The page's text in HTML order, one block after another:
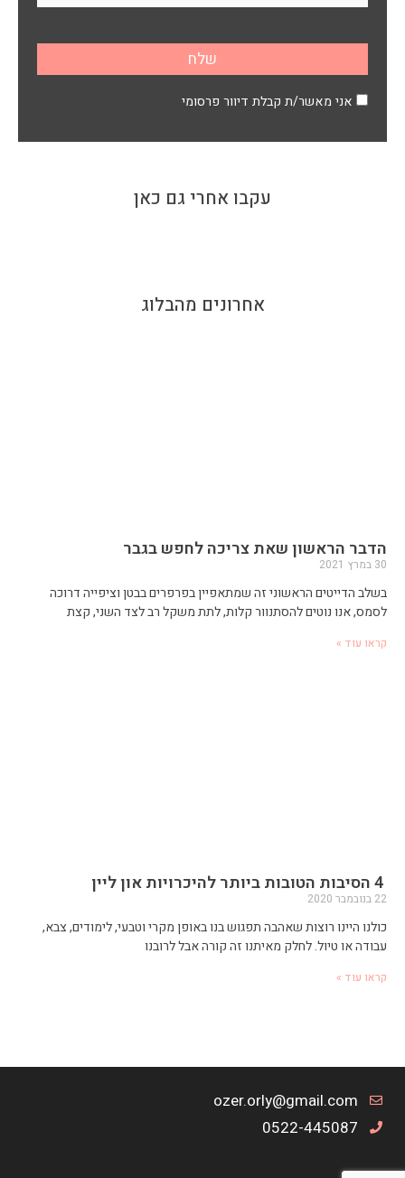
אני מאשר/ת קבלת דיוור פרסומי
עקבו אחרי גם כאן
אחרונים מהבלוג
הדבר הראשון שאת צריכה לחפש בגבר
30 במרץ 2021
בשלב הדייטים הראשוני זה שמתאפיין בפרפרים בבטן וציפייה דרוכה
לסמס, אנו נוטים להסתנוור קלות, לתת משקל רב לצד השני, קצת
קראו עוד »
22 בנובמבר 2020
כולנו היינו רוצות שאהבה תפגוש בנו באופן מקרי וטבעי, לימודים, צבא,
עבודה או טיול. לחלק מאיתנו זה קורה אבל לרובנו
קראו עוד »
ozer.orly@gmail.com
0522-445087